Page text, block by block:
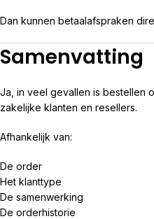
Dan kunnen betaalafspraken
Samenvatting
Ja, in veel gevallen is bestellen
zakelijke klanten en resellers.
Afhankelijk van:
De order
Het klanttype
De samenwerking
De orderhistorie